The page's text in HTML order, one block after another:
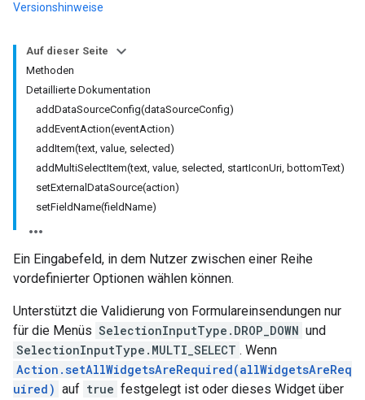
Versionshinweise
Auf dieser Seite
Methoden
Detaillierte Dokumentation
addDataSourceConfig(dataSourceConfig)
addEventAction(eventAction)
addItem(text, value, selected)
addMultiSelectItem(text, value, selected, startIconUri, bottomText)
setExternalDataSource(action)
setFieldName(fieldName)
Ein Eingabefeld, in dem Nutzer zwischen einer Reihe
vordefinierter Optionen wählen können.
Unterstützt die Validierung von Formulareinsendungen nur
für die Menüs SelectionInputType.DROP_DOWN und
SelectionInputType.MULTI_SELECT . Wenn
Action.setAllWidgetsAreRequired(allWidgetsAreReq
uired) auf true festgelegt ist oder dieses Widget über